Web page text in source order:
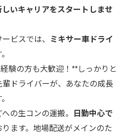
いキャリアをスタートしませ
ビスでは、 ミキサー車ドライ
験の方も大歓迎！**しっかりと
ドライバーが、あなたの成長
の生コンの運搬。 日勤中心で
ります。地場配送がメインのた